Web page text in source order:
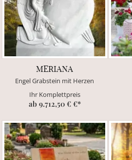
MERIANA
Engel Grabstein mit Herzen
Ihr Komplettpreis
ab 9.712,50 € €*